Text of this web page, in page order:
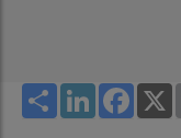
Share LinkedIn